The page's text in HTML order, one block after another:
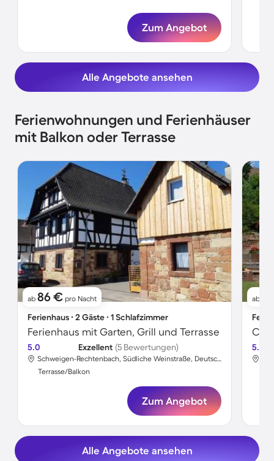
Zum Angebot
Alle Angebote ansehen
Ferienwohnungen und Ferienhäuser
mit Balkon oder Terrasse
ab 86 € pro Nacht
Ferienhaus ∙ 2 Gäste ∙ 1 Schlafzimmer
Ferienhaus mit Garten, Grill und Terrasse
5.0 Exzellent (5 Bewertungen)
Schweigen-Rechtenbach, Südliche Weinstraße, Deutschland
Terrasse/Balkon
Zum Angebot
ab
5.0
Alle Angebote ansehen